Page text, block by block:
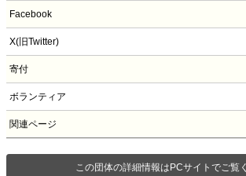
Facebook
X(旧Twitter)
寄付
ボランティア
関連ページ
この団体の詳細情報はPCサイトでご覧